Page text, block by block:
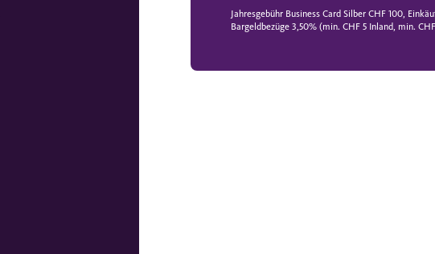
Jahresgebühr Business Card Silber CHF 100,
Bargeldbezüge 3,50% (min. CHF 5 Inland, min.